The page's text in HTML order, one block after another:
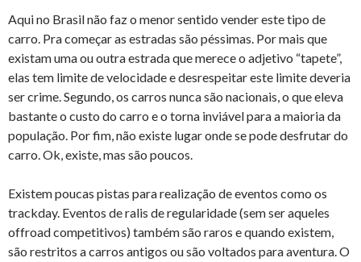
Aqui no Brasil não faz o menor sentido vender este tipo de
carro. Pra começar as estradas são péssimas. Por mais que
existam uma ou outra estrada que merece o adjetivo “tapete”,
elas tem limite de velocidade e desrespeitar este limite deveria
ser crime. Segundo, os carros nunca são nacionais, o que eleva
bastante o custo do carro e o torna inviável para a maioria da
população. Por fim, não existe lugar onde se pode desfrutar do
carro. Ok, existe, mas são poucos.
Existem poucas pistas para realização de eventos como os
trackday. Eventos de ralis de regularidade (sem ser aqueles
offroad competitivos) também são raros e quando existem,
são restritos a carros antigos ou são voltados para aventura. O